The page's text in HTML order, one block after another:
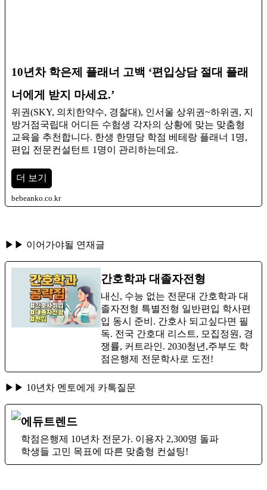
10년차 학은제 플래너 고백 ‘편입상담 절대 플래
너에게 받지 마세요.’
위권(SKY, 의치한약수, 경찰대), 인서울 상위권~하위권, 지
방거점국립대 어디든 수험생 각자의 상황에 맞는 맞춤형
교육을 추천합니다. ​한생 한명당 학점 베테랑 플래너 1명,
편입 전문컨설턴트 1명이 관리하는데요.
더 보기
bebeanko.co.kr
▶▶ 이어가야될 연재글
간호학과 대졸자전형
내신, 수능 없는 전문대 간호학과 대
졸자전형 특별전형 일반편입 학사편
입 동시 준비. 간호사 되고싶다면 필
독. 전국 간호대 리스트, 모집정원, 경
쟁률, 커트라인. 2030청년,주부도 학
점은행제 전문학사로 도전!
▶▶ 10년차 멘토에게 카톡질문
에듀트렌드
학점은행제 10년차 전문가. 이용자 2,300명 돌파
학생들 고민 목표에 따른 맞춤형 컨설팅!